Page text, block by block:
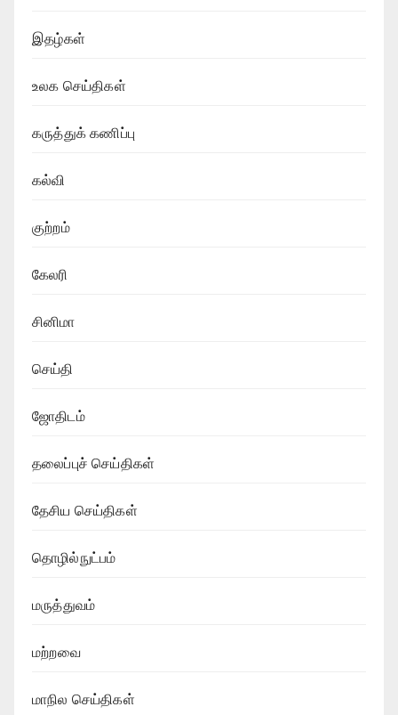
இதழ்கள்
உலக செய்திகள்
கருத்துக் கணிப்பு
கல்வி
குற்றம்
கேலரி
சினிமா
செய்தி
ஜோதிடம்
தலைப்புச் செய்திகள்
தேசிய செய்திகள்
தொழில்நுட்பம்
மருத்துவம்
மற்றவை
மாநில செய்திகள்